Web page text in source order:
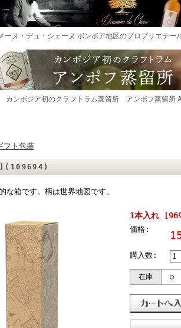
フト包装
な箱です。柄は世界地図です。
1本入れ
価格:
購入数:
在庫 ○